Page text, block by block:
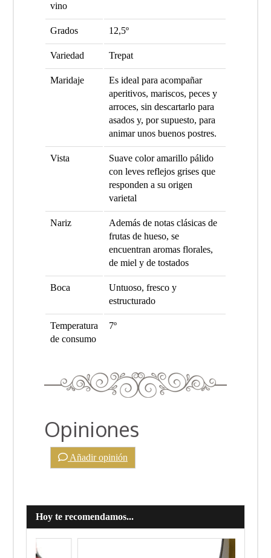
vino
Grados 12,5º
Variedad Trepat
Maridaje
Es ideal para acompañar
aperitivos, mariscos, peces y
arroces, sin descartarlo para
asados y, por supuesto, para
animar unos buenos postres.
Vista
Suave color amarillo pálido
con leves reflejos grises que
responden a su origen
varietal
Nariz
Además de notas clásicas de
frutas de hueso, se
encuentran aromas florales,
de miel y de tostados
Boca
Untuoso, fresco y
estructurado
Temperatura
de consumo
7º
Opiniones
Añadir opinión
Hoy te recomendamos...